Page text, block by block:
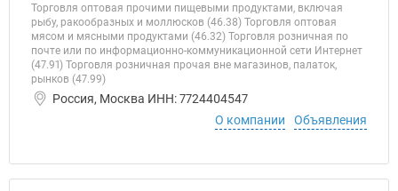
Торговля оптовая прочими пищевыми продуктами, включая
рыбу, ракообразных и моллюсков (46.38) Торговля оптовая
мясом и мясными продуктами (46.32) Торговля розничная по
почте или по информационно-коммуникационной сети Интернет
(47.91) Торговля розничная прочая вне магазинов, палаток,
рынков (47.99)
Россия, Москва ИНН: 7724404547
О компании
Объявления